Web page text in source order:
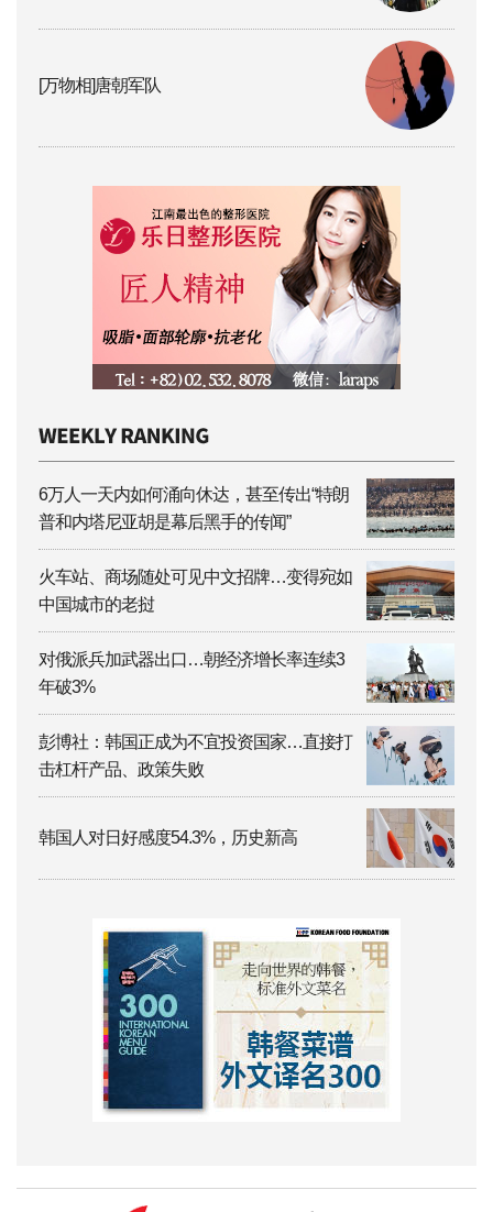
[万物相]唐朝军队
6万人一天内如何涌向休达，甚至传出“特朗
普和内塔尼亚胡是幕后黑手的传闻”
火车站、商场随处可见中文招牌…变得宛如
中国城市的老挝
对俄派兵加武器出口…朝经济增长率连续3
年破3%
彭博社：韩国正成为不宜投资国家…直接打
击杠杆产品、政策失败
韩国人对日好感度54.3%，历史新高